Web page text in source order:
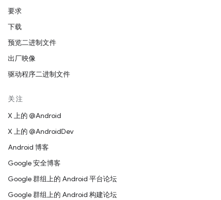
要求
下载
预览二进制文件
出厂映像
驱动程序二进制文件
关注
X 上的 @Android
X 上的 @AndroidDev
Android 博客
Google 安全博客
Google 群组上的 Android 平台论坛
Google 群组上的 Android 构建论坛